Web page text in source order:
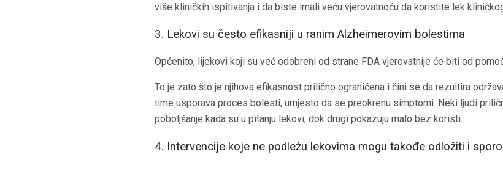
više kliničkih ispitivanja i da biste imali veću vjerovatnoću da koristite lek
3. Lekovi su često efikasniji u ranim Alzheimerovim bolestima
Općenito, lijekovi koji su već odobreni od strane FDA vjerovatnije će biti od
To je zato što je njihova efikasnost prilično ograničena i čini se da rezultira
time usporava proces bolesti, umjesto da se preokrenu simptomi. Neki ljudi
poboljšanje kada su u pitanju lekovi, dok drugi pokazuju malo bez koristi.
4. Intervencije koje ne podležu lekovima mogu takođe odložiti i